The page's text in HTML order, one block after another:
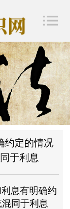
约定的情况
于利息
息有明确约
同于利息